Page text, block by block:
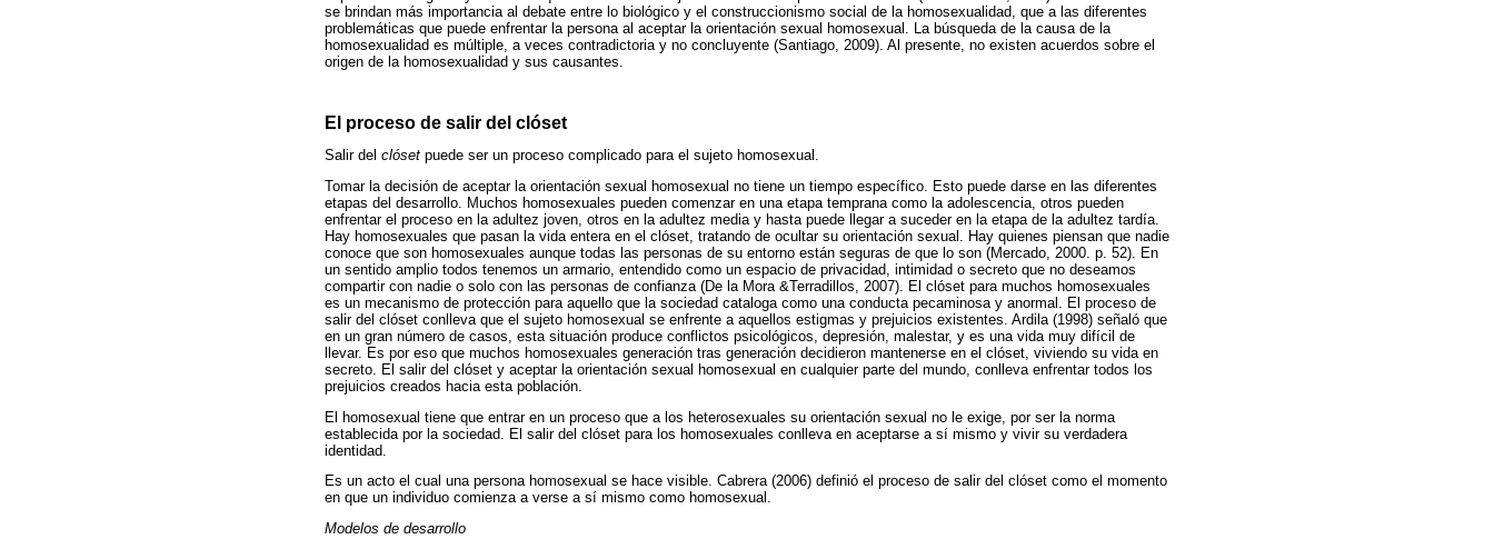
se brindan más importancia al debate entre lo biológico y el construccionismo social de la homosexualidad, que a las diferentes
problemáticas que puede enfrentar la persona al aceptar la orientación sexual homosexual. La búsqueda de la causa de la
homosexualidad es múltiple, a veces contradictoria y no concluyente (Santiago, 2009). Al presente, no existen acuerdos sobre el
origen de la homosexualidad y sus causantes.
El proceso de salir del clóset
Salir del clóset puede ser un proceso complicado para el sujeto homosexual.
Tomar la decisión de aceptar la orientación sexual homosexual no tiene un tiempo específico. Esto puede darse en las diferentes
etapas del desarrollo. Muchos homosexuales pueden comenzar en una etapa temprana como la adolescencia, otros pueden
enfrentar el proceso en la adultez joven, otros en la adultez media y hasta puede llegar a suceder en la etapa de la adultez tardía.
Hay homosexuales que pasan la vida entera en el clóset, tratando de ocultar su orientación sexual. Hay quienes piensan que nadie
conoce que son homosexuales aunque todas las personas de su entorno están seguras de que lo son (Mercado, 2000. p. 52). En
un sentido amplio todos tenemos un armario, entendido como un espacio de privacidad, intimidad o secreto que no deseamos
compartir con nadie o solo con las personas de confianza (De la Mora &Terradillos, 2007). El clóset para muchos homosexuales
es un mecanismo de protección para aquello que la sociedad cataloga como una conducta pecaminosa y anormal. El proceso de
salir del clóset conlleva que el sujeto homosexual se enfrente a aquellos estigmas y prejuicios existentes. Ardila (1998) señaló que
en un gran número de casos, esta situación produce conflictos psicológicos, depresión, malestar, y es una vida muy difícil de
llevar. Es por eso que muchos homosexuales generación tras generación decidieron mantenerse en el clóset, viviendo su vida en
secreto. El salir del clóset y aceptar la orientación sexual homosexual en cualquier parte del mundo, conlleva enfrentar todos los
prejuicios creados hacia esta población.
El homosexual tiene que entrar en un proceso que a los heterosexuales su orientación sexual no le exige, por ser la norma
establecida por la sociedad. El salir del clóset para los homosexuales conlleva en aceptarse a sí mismo y vivir su verdadera
identidad.
Es un acto el cual una persona homosexual se hace visible. Cabrera (2006) definió el proceso de salir del clóset como el momento
en que un individuo comienza a verse a sí mismo como homosexual.
Modelos de desarrollo